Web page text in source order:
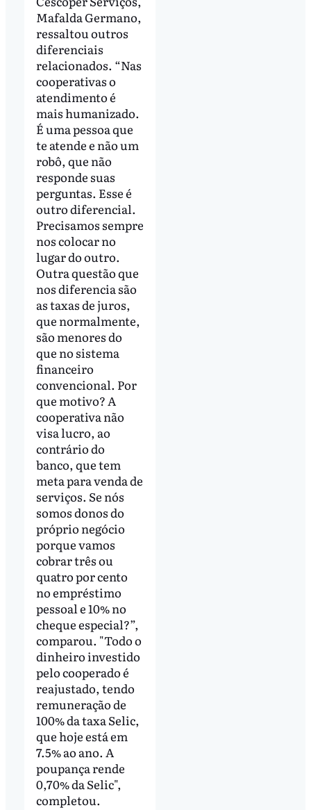
Mafalda Germano,
ressaltou outros
diferenciais
relacionados. “Nas
cooperativas o
atendimento é
mais humanizado.
É uma pessoa que
te atende e não um
robô, que não
responde suas
perguntas. Esse é
outro diferencial.
Precisamos sempre
nos colocar no
lugar do outro.
Outra questão que
nos diferencia são
as taxas de juros,
que normalmente,
são menores do
que no sistema
financeiro
convencional. Por
que motivo? A
cooperativa não
visa lucro, ao
contrário do
banco, que tem
meta para venda de
serviços. Se nós
somos donos do
próprio negócio
porque vamos
cobrar três ou
quatro por cento
no empréstimo
pessoal e 10% no
cheque especial?”,
comparou. "Todo o
dinheiro investido
pelo cooperado é
reajustado, tendo
remuneração de
100% da taxa Selic,
que hoje está em
7.5% ao ano. A
poupança rende
0,70% da Selic",
completou.